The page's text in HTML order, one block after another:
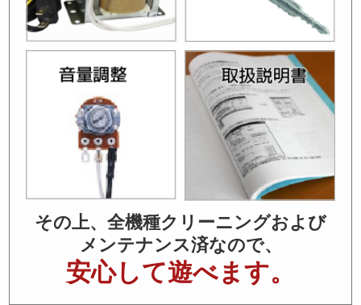
その上、全機種クリーニングおよび
メンテナンス済なので、
安心して遊べます。